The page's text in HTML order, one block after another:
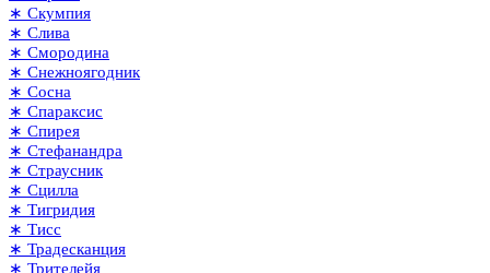
∗ Скумпия
∗ Слива
∗ Смородина
∗ Снежноягодник
∗ Сосна
∗ Спараксис
∗ Спирея
∗ Стефанандра
∗ Страусник
∗ Сцилла
∗ Тигридия
∗ Тисс
∗ Традесканция
∗ Трителейя